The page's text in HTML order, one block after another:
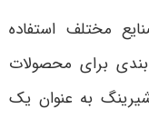
مختلف استفاده
برای محصولات
به عنوان یک